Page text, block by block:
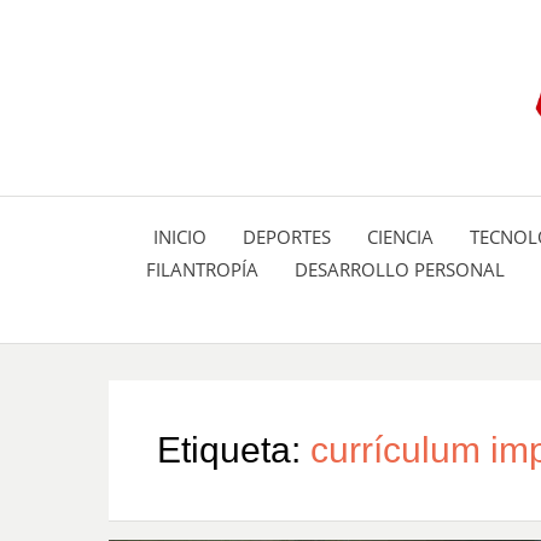
INICIO DEPORTES CIENCIA
FILANTROPÍA
DESARROLLO PERSONAL
Etiqueta: currículum